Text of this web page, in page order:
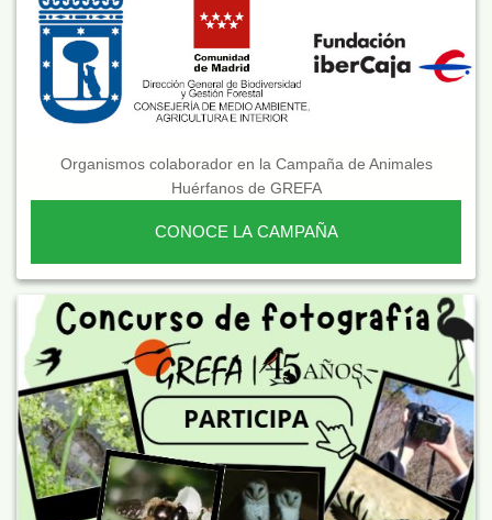
Organismos colaborador en la Campaña de Animales
Huérfanos de GREFA
CONOCE LA CAMPAÑA